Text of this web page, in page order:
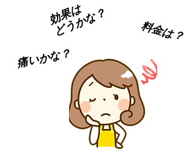
効果は
どうかな？
​痛いかな？
料金は？